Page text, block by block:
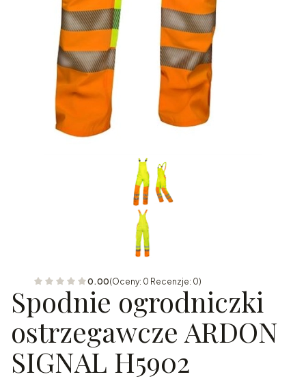
0.00(Oceny: 0 Recenzje: 0)
Spodnie ogrodniczki
ostrzegawcze ARDON
SIGNAL H5902